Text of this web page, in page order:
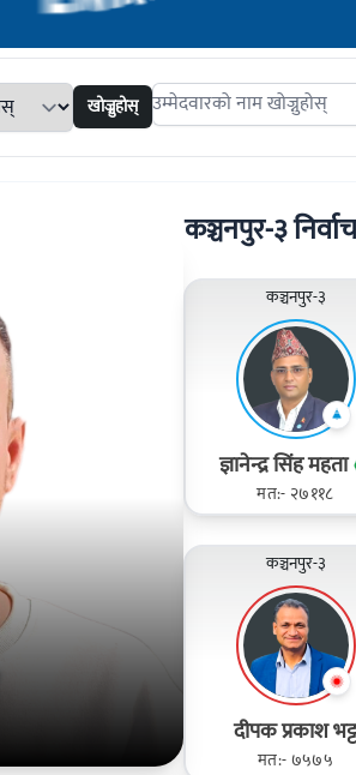
खोज्नुहोस् Search candidates
कञ्चनपुर-३
कञ्चनपुर-३
ज्ञानेन्द्र सिंह महता
मत:- २७११८
कञ्चनपुर-३
दीपक प्रकाश भट्ट
मत:- ७५७५